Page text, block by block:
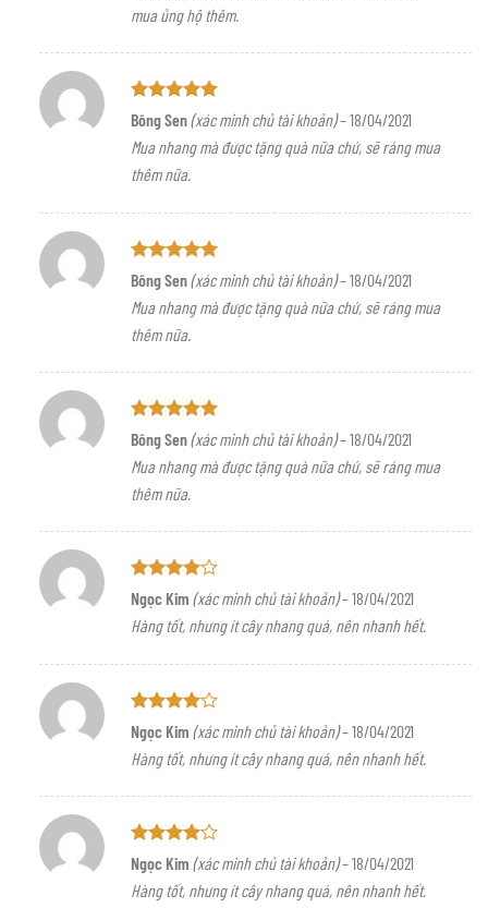
mua ủng hộ thêm.
Được xếp
hạng55
sao
Bông Sen(xác minh chủ tài khoản)–18/04/2021
Mua nhang mà được tặng quà nữa chứ, sẽ ráng mua
thêm nữa.
Được xếp
hạng55
sao
Bông Sen(xác minh chủ tài khoản)–18/04/2021
Mua nhang mà được tặng quà nữa chứ, sẽ ráng mua
thêm nữa.
Được xếp
hạng55
sao
Bông Sen(xác minh chủ tài khoản)–18/04/2021
Mua nhang mà được tặng quà nữa chứ, sẽ ráng mua
thêm nữa.
Được
xếp hạng
45 sao
Ngọc Kim (xác minh chủ tài khoản)–18/04/2021
Hàng tốt, nhưng ít cây nhang quá, nên nhanh hết.
Được
xếp hạng
45 sao
Ngọc Kim (xác minh chủ tài khoản)–18/04/2021
Hàng tốt, nhưng ít cây nhang quá, nên nhanh hết.
Được
xếp hạng
45 sao
Ngọc Kim (xác minh chủ tài khoản)–18/04/2021
Hàng tốt, nhưng ít cây nhang quá, nên nhanh hết.